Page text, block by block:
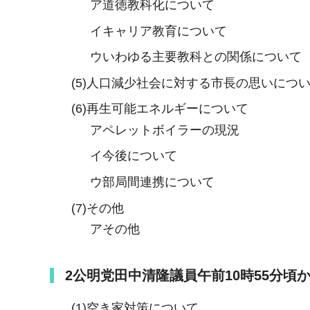
ア道徳教科化について
イキャリア教育について
ウいわゆる主要教科との関係について
(5)人口減少社会に対する市長の思いにつ
(6)再生可能エネルギーについて
アペレットボイラーの現況
イ今後について
ウ部局間連携について
(7)その他
アその他
2公明党田中清隆議員午前10時55分頃